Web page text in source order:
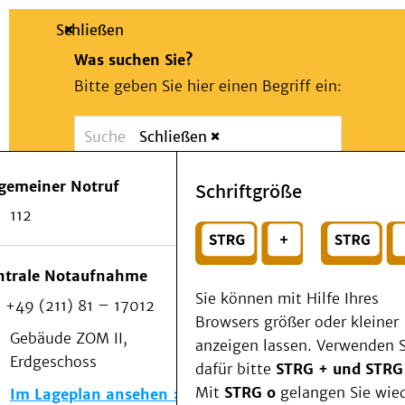
Suche
Schließen
Was suchen Sie?
Bitte geben Sie hier einen Begriff ein:
Suchen
Wählen Sie ein Thema für Ihren
Notfall
Schließen
Notruf
112
Notaufnahme
+49 (211) 81 – 17012
Gebäude ZOM II,
Erdgeschoss
Im Lageplan ansehen
Schriftgröße
Sie können mit Hilfe Ihres
Browsers größer oder kleiner
anzeigen lassen. Verwenden
dafür bitte STRG + und
Mit STRG o gelangen Sie
Patienten & Besucher
Als Patient am UKD
Beratung und Unterstützung
Veranstaltungen
Kommunikation im Medizinwesen (KIM)
Notfall
Forschung & Lehre
Medizinische Fakultät